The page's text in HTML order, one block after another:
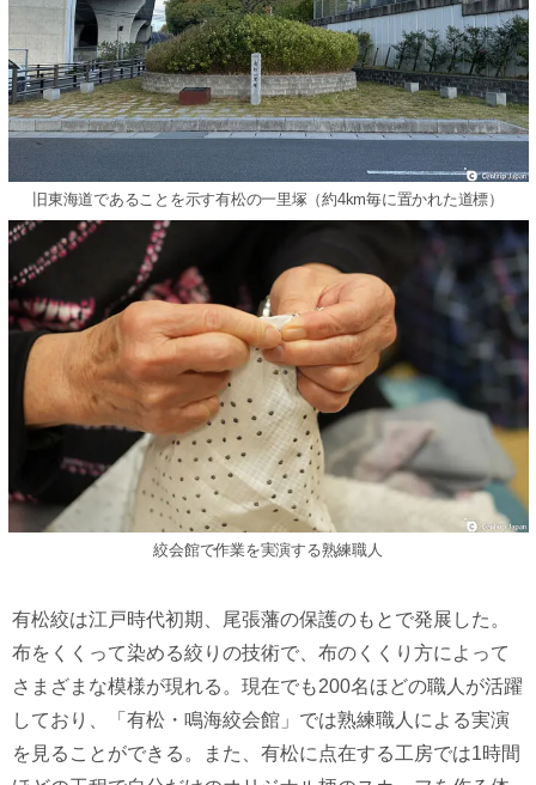
旧東海道であることを示す有松の一里塚（約4km毎に置かれた道標）
絞会館で作業を実演する熟練職人
有松絞は江戸時代初期、尾張藩の保護のもとで発展した。
布をくくって染める絞りの技術で、布のくくり方によって
さまざまな模様が現れる。現在でも200名ほどの職人が活躍
しており、「有松・鳴海絞会館」では熟練職人による実演
を見ることができる。また、有松に点在する工房では1時間